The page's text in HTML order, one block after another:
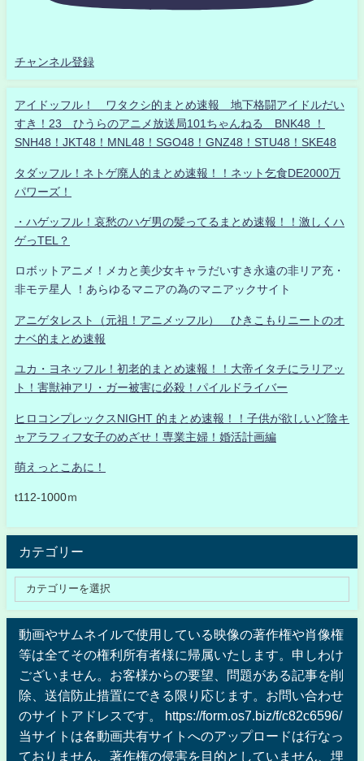
チャンネル登録
アイドッフル！ ワタクシ的まとめ速報 地下格闘アイドルだい
すき！23 ひうらのアニメ放送局101ちゃんねる BNK48 ！
SNH48！JKT48！MNL48！SGO48！GNZ48！STU48！SKE48
タダッフル！ネトゲ廃人的まとめ速報！！ネット乞食DE2000万
パワーズ！
・ハゲッフル！哀愁のハゲ男の髪ってるまとめ速報！！激しくハ
ゲっTEL？
ロボットアニメ！メカと美少女キャラだいすき永遠の非リア充・
非モテ星人 ！あらゆるマニアの為のマニアックサイト
アニゲタレスト（元祖！アニメッフル） ひきこもりニートのオ
ナベ的まとめ速報
ユカ・ヨネッフル！初老的まとめ速報！！大帝イタチにラリアッ
ト！害獣神アリ・ガー被害に必殺！パイルドライバー
ヒロコンプレックスNIGHT 的まとめ速報！！子供が欲しいど陰キ
ャアラフィフ女子のめざせ！専業主婦！婚活計画編
萌えっとこあに！
t112-1000ｍ
カテゴリー
動画やサムネイルで使用している映像の著作権や肖像権
等は全てその権利所有者様に帰属いたします。申しわけ
ございません。お客様からの要望、問題がある記事を削
除、送信防止措置にできる限り応じます。お問い合わせ
のサイトアドレスです。 https://form.os7.biz/f/c82c6596/
当サイトは各動画共有サイトへのアップロードは行なっ
ておりません、著作権の侵害を目的としていません、埋